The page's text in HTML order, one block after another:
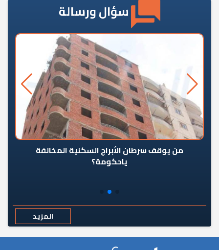
سؤال ورسالة
من يوقف سرطان الأبراج السكنية المخالفة
ياحكومة؟
المزيد